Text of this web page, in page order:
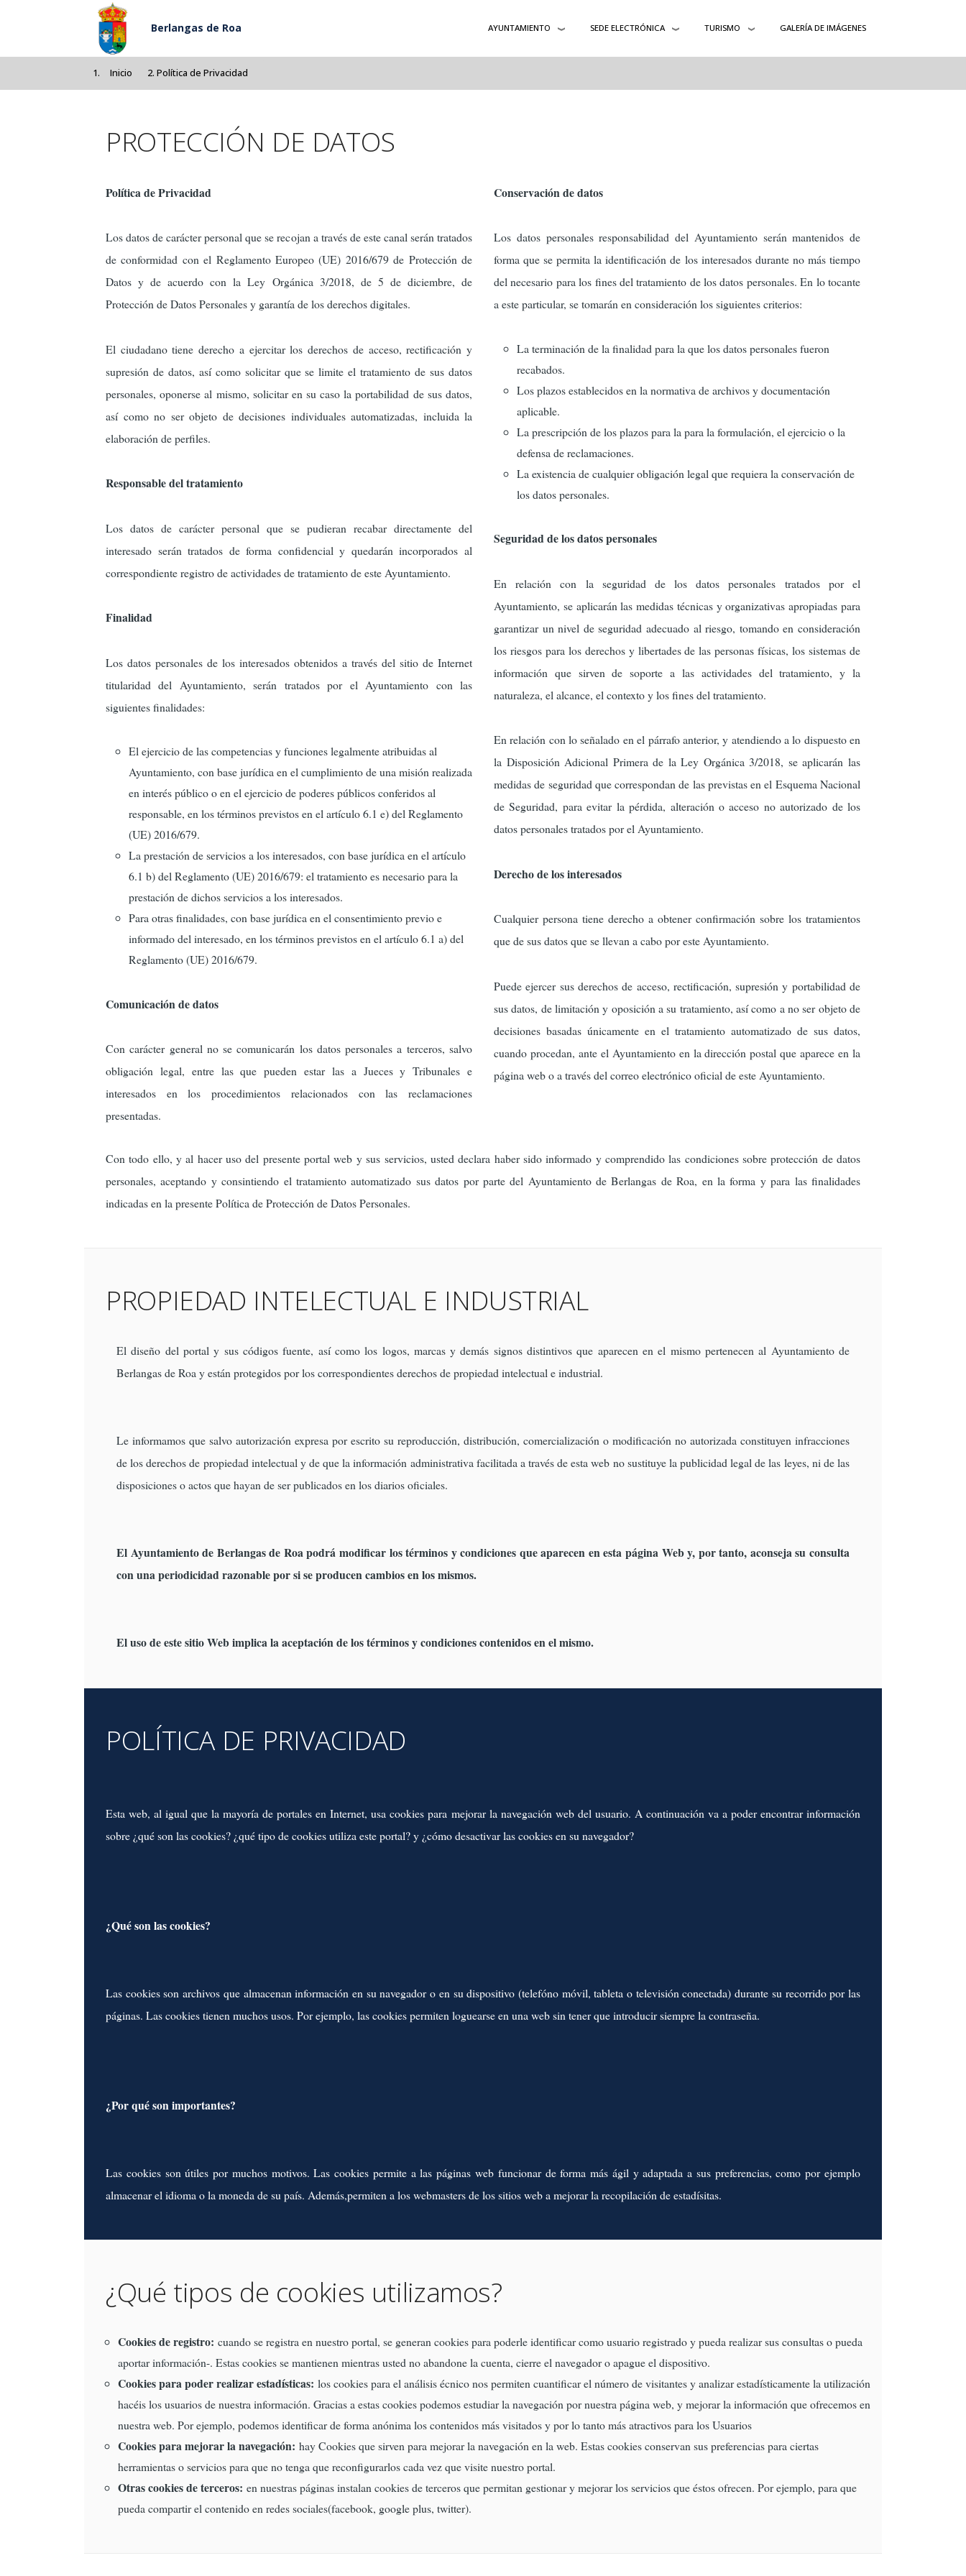
Pasar al contenido principal
Berlangas de Roa AYUNTAMIENTO SEDE ELECTRÓNICA TURISMO GALERÍA DE IMÁGENES
Inicio Política de Privacidad
PROTECCIÓN DE DATOS
Política de Privacidad
Los datos de carácter personal que se recojan a través de este canal serán tratados
de conformidad con el Reglamento Europeo (UE) 2016/679 de Protección de
Datos y de acuerdo con la Ley Orgánica 3/2018, de 5 de diciembre, de
Protección de Datos Personales y garantía de los derechos digitales.
El ciudadano tiene derecho a ejercitar los derechos de acceso, rectificación y
supresión de datos, así como solicitar que se limite el tratamiento de sus datos
personales, oponerse al mismo, solicitar en su caso la portabilidad de sus datos,
así como no ser objeto de decisiones individuales automatizadas, incluida la
elaboración de perfiles.
Responsable del tratamiento
Los datos de carácter personal que se pudieran recabar directamente del
interesado serán tratados de forma confidencial y quedarán incorporados al
correspondiente registro de actividades de tratamiento de este Ayuntamiento.
Finalidad
Los datos personales de los interesados obtenidos a través del sitio de Internet
titularidad del Ayuntamiento, serán tratados por el Ayuntamiento con las
siguientes finalidades:
El ejercicio de las competencias y funciones legalmente atribuidas al
Ayuntamiento, con base jurídica en el cumplimiento de una misión realizada
en interés público o en el ejercicio de poderes públicos conferidos al
responsable, en los términos previstos en el artículo 6.1 e) del Reglamento
(UE) 2016/679.
La prestación de servicios a los interesados, con base jurídica en el artículo
6.1 b) del Reglamento (UE) 2016/679: el tratamiento es necesario para la
prestación de dichos servicios a los interesados.
Para otras finalidades, con base jurídica en el consentimiento previo e
informado del interesado, en los términos previstos en el artículo 6.1 a) del
Reglamento (UE) 2016/679.
Comunicación de datos
Con carácter general no se comunicarán los datos personales a terceros, salvo
obligación legal, entre las que pueden estar las a Jueces y Tribunales e
interesados en los procedimientos relacionados con las reclamaciones
presentadas.
Conservación de datos
Los datos personales responsabilidad del Ayuntamiento serán mantenidos de
forma que se permita la identificación de los interesados durante no más tiempo
del necesario para los fines del tratamiento de los datos personales. En lo tocante
a este particular, se tomarán en consideración los siguientes criterios:
La terminación de la finalidad para la que los datos personales fueron
recabados.
Los plazos establecidos en la normativa de archivos y documentación
aplicable.
La prescripción de los plazos para la para la formulación, el ejercicio o la
defensa de reclamaciones.
La existencia de cualquier obligación legal que requiera la conservación de
los datos personales.
Seguridad de los datos personales
En relación con la seguridad de los datos personales tratados por el
Ayuntamiento, se aplicarán las medidas técnicas y organizativas apropiadas para
garantizar un nivel de seguridad adecuado al riesgo, tomando en consideración
los riesgos para los derechos y libertades de las personas físicas, los sistemas de
información que sirven de soporte a las actividades del tratamiento, y la
naturaleza, el alcance, el contexto y los fines del tratamiento.
En relación con lo señalado en el párrafo anterior, y atendiendo a lo dispuesto en
la Disposición Adicional Primera de la Ley Orgánica 3/2018, se aplicarán las
medidas de seguridad que correspondan de las previstas en el Esquema Nacional
de Seguridad, para evitar la pérdida, alteración o acceso no autorizado de los
datos personales tratados por el Ayuntamiento.
Derecho de los interesados
Cualquier persona tiene derecho a obtener confirmación sobre los tratamientos
que de sus datos que se llevan a cabo por este Ayuntamiento.
Puede ejercer sus derechos de acceso, rectificación, supresión y portabilidad de
sus datos, de limitación y oposición a su tratamiento, así como a no ser objeto de
decisiones basadas únicamente en el tratamiento automatizado de sus datos,
cuando procedan, ante el Ayuntamiento en la dirección postal que aparece en la
página web o a través del correo electrónico oficial de este Ayuntamiento.
Con todo ello, y al hacer uso del presente portal web y sus servicios, usted declara haber sido informado y comprendido las condiciones sobre protección de datos
personales, aceptando y consintiendo el tratamiento automatizado sus datos por parte del Ayuntamiento de Berlangas de Roa, en la forma y para las finalidades
indicadas en la presente Política de Protección de Datos Personales.
PROPIEDAD INTELECTUAL E INDUSTRIAL
El diseño del portal y sus códigos fuente, así como los logos, marcas y demás signos distintivos que aparecen en el mismo pertenecen al Ayuntamiento de
Berlangas de Roa y están protegidos por los correspondientes derechos de propiedad intelectual e industrial.
Le informamos que salvo autorización expresa por escrito su reproducción, distribución, comercialización o modificación no autorizada constituyen infracciones
de los derechos de propiedad intelectual y de que la información administrativa facilitada a través de esta web no sustituye la publicidad legal de las leyes, ni de las
disposiciones o actos que hayan de ser publicados en los diarios oficiales.
El Ayuntamiento de Berlangas de Roa podrá modificar los términos y condiciones que aparecen en esta página Web y, por tanto, aconseja su consulta
con una periodicidad razonable por si se producen cambios en los mismos.
El uso de este sitio Web implica la aceptación de los términos y condiciones contenidos en el mismo.
POLÍTICA DE PRIVACIDAD
Esta web, al igual que la mayoría de portales en Internet, usa cookies para mejorar la navegación web del usuario. A continuación va a poder encontrar información
sobre ¿qué son las cookies? ¿qué tipo de cookies utiliza este portal? y ¿cómo desactivar las cookies en su navegador?
¿Qué son las cookies?
Las cookies son archivos que almacenan información en su navegador o en su dispositivo (telefóno móvil, tableta o televisión conectada) durante su recorrido por las
páginas. Las cookies tienen muchos usos. Por ejemplo, las cookies permiten loguearse en una web sin tener que introducir siempre la contraseña.
¿Por qué son importantes?
Las cookies son útiles por muchos motivos. Las cookies permite a las páginas web funcionar de forma más ágil y adaptada a sus preferencias, como por ejemplo
almacenar el idioma o la moneda de su país. Además,permiten a los webmasters de los sitios web a mejorar la recopilación de estadísitas.
¿Qué tipos de cookies utilizamos?
Cookies de registro: cuando se registra en nuestro portal, se generan cookies para poderle identificar como usuario registrado y pueda realizar sus consultas o pueda
aportar información-. Estas cookies se mantienen mientras usted no abandone la cuenta, cierre el navegador o apague el dispositivo.
Cookies para poder realizar estadísticas: los cookies para el análisis écnico nos permiten cuantificar el número de visitantes y analizar estadísticamente la utilización
hacéis los usuarios de nuestra información. Gracias a estas cookies podemos estudiar la navegación por nuestra página web, y mejorar la información que ofrecemos en
nuestra web. Por ejemplo, podemos identificar de forma anónima los contenidos más visitados y por lo tanto más atractivos para los Usuarios
Cookies para mejorar la navegación: hay Cookies que sirven para mejorar la navegación en la web. Estas cookies conservan sus preferencias para ciertas
herramientas o servicios para que no tenga que reconfigurarlos cada vez que visite nuestro portal.
Otras cookies de terceros: en nuestras páginas instalan cookies de terceros que permitan gestionar y mejorar los servicios que éstos ofrecen. Por ejemplo, para que
pueda compartir el contenido en redes sociales(facebook, google plus, twitter).